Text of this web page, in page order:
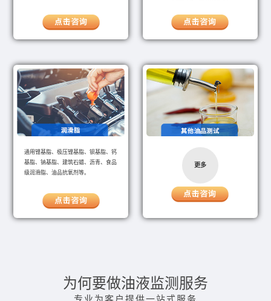
通用锂基脂、极压锂基脂、钡基脂、钙
基脂、钠基脂、建筑石蜡、沥青、食品
级润滑脂、油品抗氧剂等。
更多
为何要做油液监测服务
专业为客户提供一站式服务